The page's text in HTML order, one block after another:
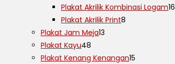
Plakat Akrilik Kombinasi Logam16
Plakat Akrilik Print8
Plakat Jam Meja13
Plakat Kayu48
Plakat Kenang Kenangan15